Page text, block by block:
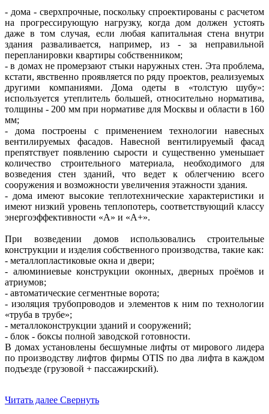
- дома - сверхпрочные, поскольку спроектированы с расчетом
на прогрессирующую нагрузку, когда дом должен устоять
даже в том случая, если любая капитальная стена внутри
здания разваливается, например, из - за неправильной
перепланировки квартиры собственником;
- в домах не промерзают стыки наружных стен. Эта проблема,
кстати, явственно проявляется по ряду проектов, реализуемых
другими компаниями. Дома одеты в «толстую шубу»:
используется утеплитель большей, относительно норматива,
толщины - 200 мм при нормативе для Москвы и области в 160
мм;
- дома построены с применением технологии навесных
вентилируемых фасадов. Навесной вентилируемый фасад
препятствует появлению сырости и существенно уменьшает
количество строительного материала, необходимого для
возведения стен зданий, что ведет к облегчению всего
сооружения и возможности увеличения этажности здания.
- дома имеют высокие теплотехнические характеристики и
имеют низкий уровень теплопотерь, соответствующий классу
энергоэффективности «А» и «А+».
При возведении домов использовались строительные
конструкции и изделия собственного производства, такие как:
- металлопластиковые окна и двери;
- алюминиевые конструкции оконных, дверных проёмов и
атриумов;
- автоматические сегментные ворота;
- изоляция трубопроводов и элементов к ним по технологии
«труба в трубе»;
- металлоконструкции зданий и сооружений;
- блок - боксы полной заводской готовности.
В домах установлены бесшумные лифты от мирового лидера
по производству лифтов фирмы OTIS по два лифта в каждом
подъезде (грузовой + пассажирский).
Читать далее Свернуть